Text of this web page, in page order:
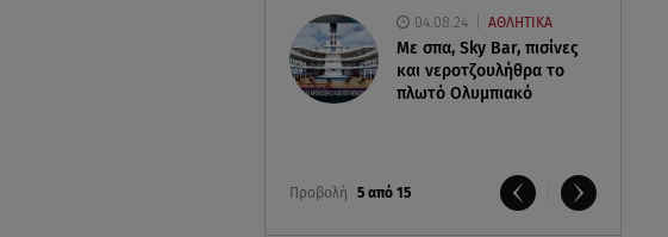
04.08.24 ΑΘΛΗΤΙΚΑ
Με σπα, Sky Bar, πισίνες
και νεροτζουλήθρα το
πλωτό Ολυμπιακό
Προβολή 5 από 15